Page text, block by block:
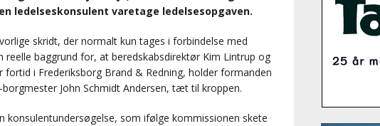
ledelseskonsulent varetage ledelsesopgaven.
skridt, der normalt kun tages i forbindelse med
baggrund for, at beredskabsdirektør Kim Lintrup og
i Frederiksborg Brand & Redning, holder formanden
John Schmidt Andersen, tæt til kroppen.
som ifølge kommissionen skete